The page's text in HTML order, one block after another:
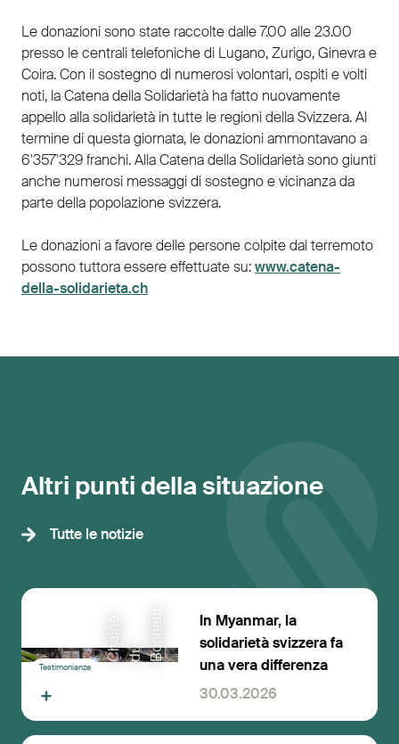
Le donazioni sono state raccolte dalle 7.00 alle 23.00
presso le centrali telefoniche di Lugano, Zurigo, Ginevra e
Coira. Con il sostegno di numerosi volontari, ospiti e volti
noti, la Catena della Solidarietà ha fatto nuovamente
appello alla solidarietà in tutte le regioni della Svizzera. Al
termine di questa giornata, le donazioni ammontavano a
6'357'329 franchi. Alla Catena della Solidarietà sono giunti
anche numerosi messaggi di sostegno e vicinanza da
parte della popolazione svizzera.
Le donazioni a favore delle persone colpite dal terremoto
possono tuttora essere effettuate su:www.catena-
della-solidarieta.ch
Altri punti della situazione
Tutte le notizie
Ch
a
î
n
e
du
Bo
n
h
e
u r
Testimonianze
In Myanmar, la
solidarietà svizzera fa
una vera differenza
30.03.2026